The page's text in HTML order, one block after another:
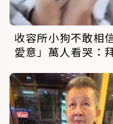
收容所小狗不敢相
愛意」萬人看哭：